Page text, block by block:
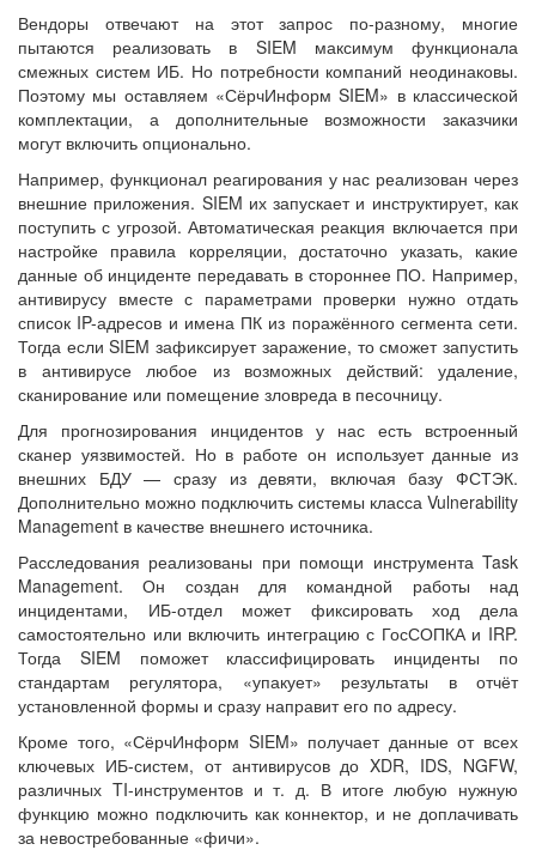
Вендоры отвечают на этот запрос по-разному, многие
пытаются реализовать в SIEM максимум функционала
смежных систем ИБ. Но потребности компаний неодинаковы.
Поэтому мы оставляем «СёрчИнформ SIEM» в классической
комплектации, а дополнительные возможности заказчики
могут включить опционально.
Например, функционал реагирования у нас реализован через
внешние приложения. SIEM их запускает и инструктирует, как
поступить с угрозой. Автоматическая реакция включается при
настройке правила корреляции, достаточно указать, какие
данные об инциденте передавать в стороннее ПО. Например,
антивирусу вместе с параметрами проверки нужно отдать
список IP-адресов и имена ПК из поражённого сегмента сети.
Тогда если SIEM зафиксирует заражение, то сможет запустить
в антивирусе любое из возможных действий: удаление,
сканирование или помещение зловреда в песочницу.
Для прогнозирования инцидентов у нас есть встроенный
сканер уязвимостей. Но в работе он использует данные из
внешних БДУ — сразу из девяти, включая базу ФСТЭК.
Дополнительно можно подключить системы класса Vulnerability
Management в качестве внешнего источника.
Расследования реализованы при помощи инструмента Task
Management. Он создан для командной работы над
инцидентами, ИБ-отдел может фиксировать ход дела
самостоятельно или включить интеграцию с ГосСОПКА и IRP.
Тогда SIEM поможет классифицировать инциденты по
стандартам регулятора, «упакует» результаты в отчёт
установленной формы и сразу направит его по адресу.
Кроме того, «СёрчИнформ SIEM» получает данные от всех
ключевых ИБ-систем, от антивирусов до XDR, IDS, NGFW,
различных TI-инструментов и т. д. В итоге любую нужную
функцию можно подключить как коннектор, и не доплачивать
за невостребованные «фичи».